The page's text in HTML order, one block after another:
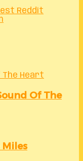
Reddit
The Heart
Of The
Miles